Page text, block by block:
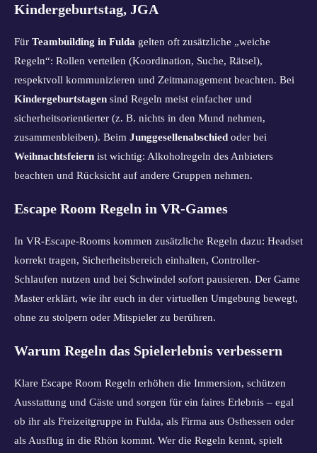
Kindergeburtstag, JGA
Für Teambuilding in Fulda gelten oft zusätzliche „weiche
Regeln“: Rollen verteilen (Koordination, Suche, Rätsel),
respektvoll kommunizieren und Zeitmanagement beachten. Bei
Kindergeburtstagen sind Regeln meist einfacher und
sicherheitsorientierter (z. B. nichts in den Mund nehmen,
zusammenbleiben). Beim Junggesellenabschied oder bei
Weihnachtsfeiern ist wichtig: Alkoholregeln des Anbieters
beachten und Rücksicht auf andere Gruppen nehmen.
Escape Room Regeln in VR-Games
In VR-Escape-Rooms kommen zusätzliche Regeln dazu: Headset
korrekt tragen, Sicherheitsbereich einhalten, Controller-
Schlaufen nutzen und bei Schwindel sofort pausieren. Der Game
Master erklärt, wie ihr euch in der virtuellen Umgebung bewegt,
ohne zu stolpern oder Mitspieler zu berühren.
Warum Regeln das Spielerlebnis verbessern
Klare Escape Room Regeln erhöhen die Immersion, schützen
Ausstattung und Gäste und sorgen für ein faires Erlebnis – egal
ob ihr als Freizeitgruppe in Fulda, als Firma aus Osthessen oder
als Ausflug in die Rhön kommt. Wer die Regeln kennt, spielt